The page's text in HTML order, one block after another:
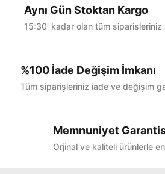
Aynı Gün Stoktan Kargo
15:30' kadar olan tüm siparişleriniz
%100 İade Değişim İmkanı
Tüm siparişleriniz iade ve değişim
Memnuniyet
Orjinal ve kaliteli ürünlerle